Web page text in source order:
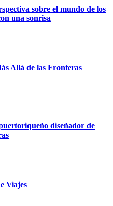
sobre el mundo de los
una sonrisa
Allá de las Fronteras
diseñador de
Viajes